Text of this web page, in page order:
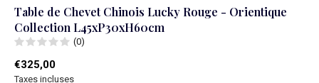
Table de Chevet Chinois Lucky Rouge - Orientique
Collection L45xP30xH60cm
(0)
€325,00
Taxes incluses